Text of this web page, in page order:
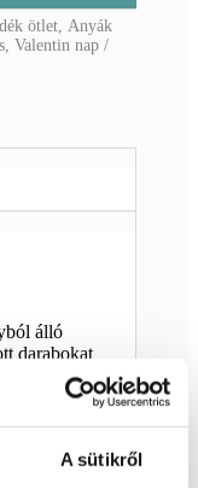
A sütikről
ötlet Anyák
,Valentin nap
álló
darabokat
és